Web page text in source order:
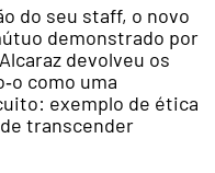
do seu staff, o novo
demonstrado por
devolveu os
como uma
exemplo de ética
transcender